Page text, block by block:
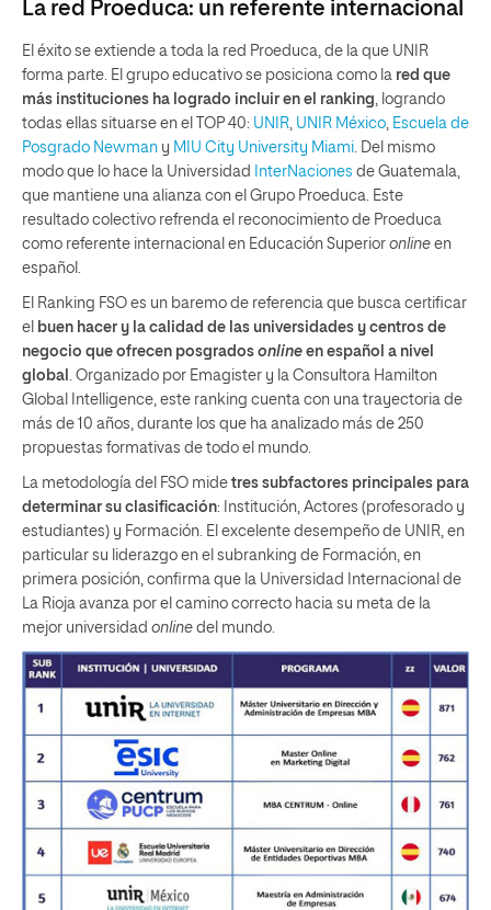
La red Proeduca: un referente internacional
El éxito se extiende a toda la red Proeduca, de la que UNIR
forma parte. El grupo educativo se posiciona como la red que
más instituciones ha logrado incluir en el ranking , logrando
todas ellas situarse en el TOP 40: UNIR UNIR México Escuela de
Posgrado Newman y MIU City University Miami . Del mismo
modo que lo hace la Universidad
InterNaciones de Guatemala,
que mantiene una alianza con el Grupo Proeduca. Este
resultado colectivo refrenda el reconocimiento de Proeduca
como referente internacional en Educación Superior online en
español.
El Ranking FSO es un baremo de referencia que busca certificar
el buen hacer y la calidad de las universidades y centros de
negocio que ofrecen posgrados online en español a nivel
global
. Organizado por Emagister y la Consultora Hamilton
Global Intelligence, este ranking cuenta con una trayectoria de
más de 10 años, durante los que ha analizado más de 250
propuestas formativas de todo el mundo.
La metodología del FSO mide tres subfactores principales para
determinar su clasificación: Institución, Actores (profesorado y
estudiantes) y Formación. El excelente desempeño de UNIR, en
particular su liderazgo en el subranking de Formación, en
primera posición, confirma que la Universidad Internacional de
La Rioja avanza por el camino correcto hacia su meta de la
mejor universidad online del mundo.